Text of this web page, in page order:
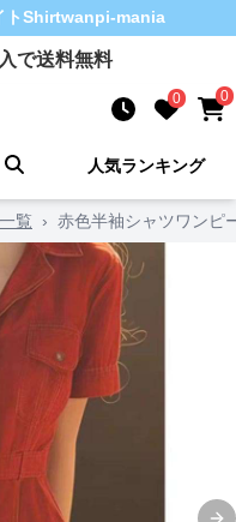
Shirtwanpi-mania
で送料無料
0 0
人気ランキング
覧 › 赤色半袖シャツワンピ